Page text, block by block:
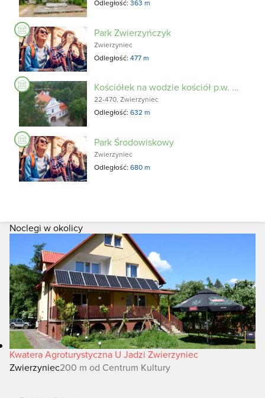
Odległość:363 m
Park Zwierzyńczyk
Zwierzyniec
Odległość:477 m
Kościółek na wodzie kościół p.w. św. Jana Nepomucena
22-470, Zwierzyniec
Odległość:632 m
Park Środowiskowy
Zwierzyniec
Odległość:680 m
Noclegi w okolicy
Kwatera Agroturystyczna U Jadzi Zwierzyniec
Zwierzyniec200 m od Centrum Kultury